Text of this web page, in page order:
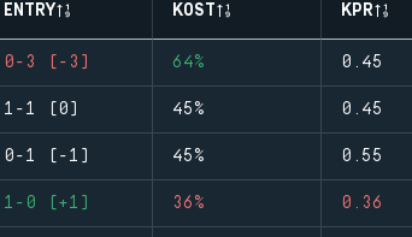
ENTRY KOST KPR
0-3 (-3) 64% 0.45
1-1 (0) 45% 0.45
0-1 (-1) 45% 0.55
1-0 (+1) 36% 0.36